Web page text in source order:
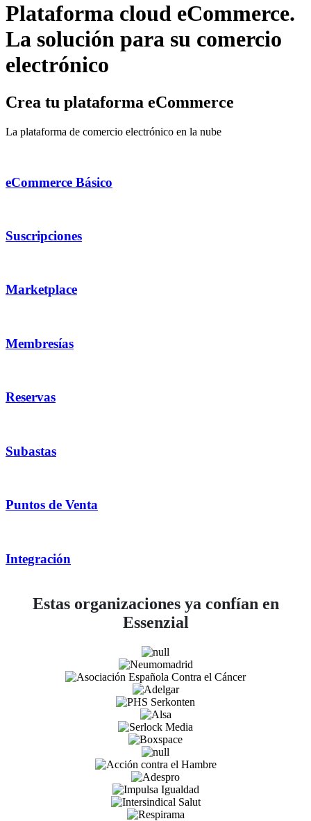
Plataforma cloud eCommerce.
La solución para su comercio
electrónico
Crea tu plataforma eCommerce
La plataforma de comercio electrónico en la nube
eCommerce Básico
Suscripciones
Marketplace
Membresías
Reservas
Subastas
Puntos de Venta
Integración
Estas organizaciones ya confían en
Essenzial